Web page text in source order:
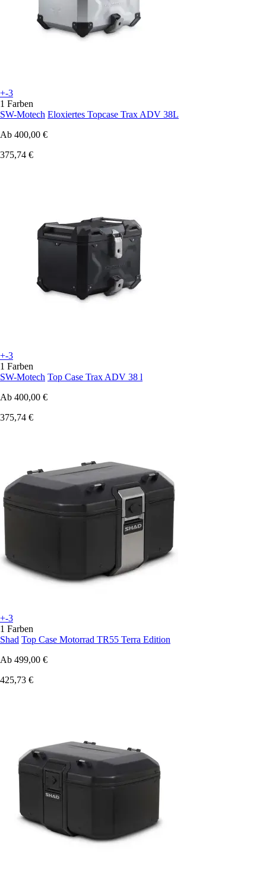
+-3
1 Farben
SW-Motech Eloxiertes Topcase Trax ADV 38L
Ab 400,00 €
375,74 €
+-3
1 Farben
SW-Motech Top Case Trax ADV 38 l
Ab 400,00 €
375,74 €
+-3
1 Farben
Shad Top Case Motorrad TR55 Terra Edition
Ab 499,00 €
425,73 €